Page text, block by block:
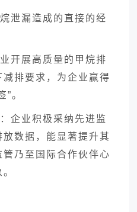
泄漏造成的直接的经
开展高质量的甲烷排
排要求，为企业赢得
”。
企业积极采纳先进监
数据，能显著提升其
乃至国际合作伙伴心